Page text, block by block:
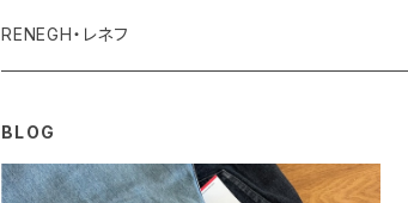
トップス
ワンピース・オールインワン
アウター
ボトム
RENEGH・レネフ
トップス
BLOG